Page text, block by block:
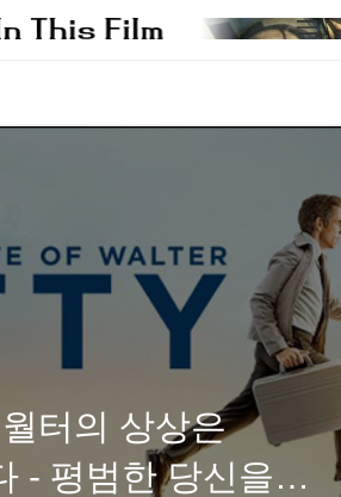
터의 상상은
- 평범한 당신을